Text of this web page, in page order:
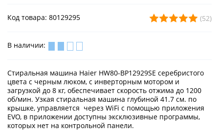
Код товара: 80129295 (52)
В наличии:
Стиральная машина Haier HW80-BP12929SE серебристого
цвета с черным люком, с инверторным мотором и
загрузкой до 8 кг, обеспечивает скорость отжима до 1200
об/мин. Узкая стиральная машина глубиной 41.7 см. по
крышке, управляется через WiFi c помощью приложения
EVO, в приложении доступны эксклюзивные программы,
которых нет на контрольной панели.